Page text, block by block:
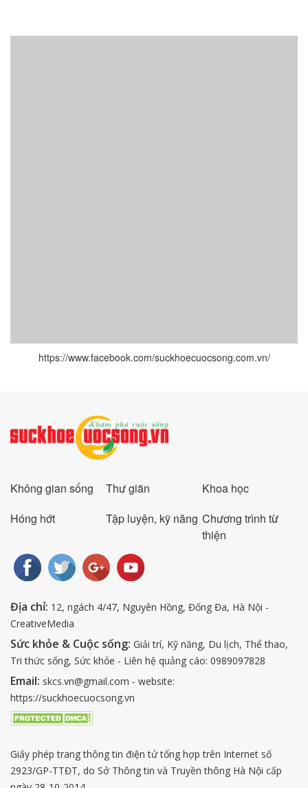
https://www.facebook.com/suckhoecuocsong.com.vn/
Không gian sống Thư giãn
Khoa học
Hóng hớt
Tập luyện, kỹ năng Chương trình từ
thiện
Địa chỉ: 12, ngách 4/47, Nguyên Hồng, Đống Đa, Hà Nội -
CreativeMedia
Sức khỏe & Cuộc sống: Giải trí, Kỹ năng, Du lịch, Thể thao,
Tri thức sống, Sức khỏe - Liên hệ quảng cáo: 0989097828
Email: skcs.vn@gmail.com - website:
https://suckhoecuocsong.vn
Giấy phép trang thông tin điện tử tổng hợp trên Internet số
2923/GP-TTĐT, do Sở Thông tin và Truyền thông Hà Nội cấp